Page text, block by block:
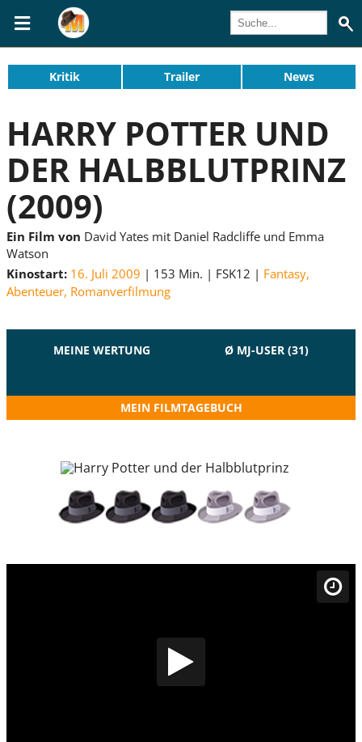
Kritik Trailer News
HARRY POTTER UND
DER HALBBLUTPRINZ
(2009)
Ein Film von David Yates mit Daniel Radcliffe und Emma
Watson
Kinostart: 16. Juli 2009 153 Min. FSK12 Fantasy,
Abenteuer, Romanverfilmung
MEINE WERTUNG Ø MJ-USER (31)
MEIN FILMTAGEBUCH